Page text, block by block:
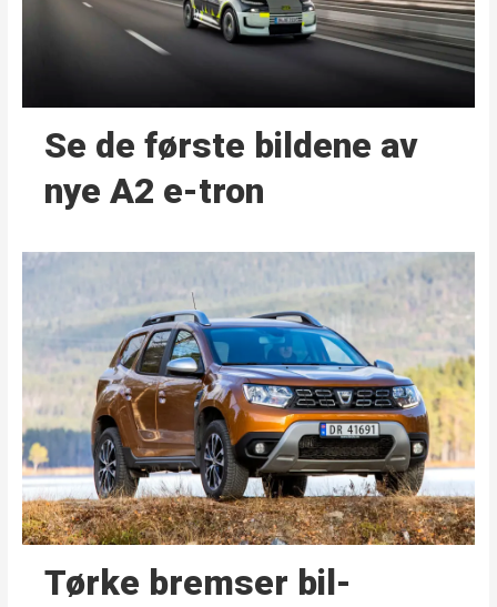
Se de første bildene av
nye A2 e-tron
Tørke bremser bil­